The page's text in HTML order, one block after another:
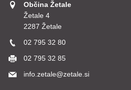
Občina Žetale
Žetale 4
2287 Žetale
02 795 32 80
02 795 32 85
info.zetale@zetale.si